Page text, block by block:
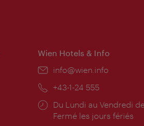
Wien Hotels & Info
E-
info@wien.info
Téléphone:
+43-1-24 555
Horaires
d'ouverture:
Du Lundi au Vendredi
Fermé les jours fériés